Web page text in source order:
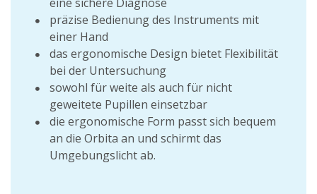
präzise Bedienung des Instruments mit
einer Hand
das ergonomische Design bietet Flexibilität
bei der Untersuchung
sowohl für weite als auch für nicht
geweitete Pupillen einsetzbar
die ergonomische Form passt sich bequem
an die Orbita an und schirmt das
Umgebungslicht ab.